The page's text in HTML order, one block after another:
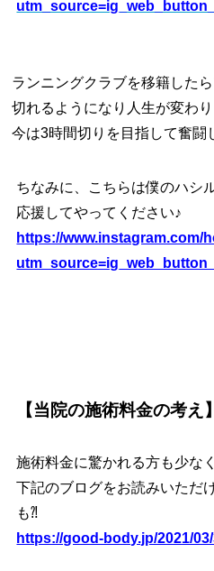
ランニングクラブを移籍した
切れるようになり人生が変わり
今は3時間切りを目指して奮闘
ちなみに、こちらは僕のハシ
応援してやってください♪
https://www.instagram.com/
【当院の施術料金の考え】
施術料金に驚かれる方も少な
下記のブログをお読みいただ
も⁈
https://good-body.jp/2021/